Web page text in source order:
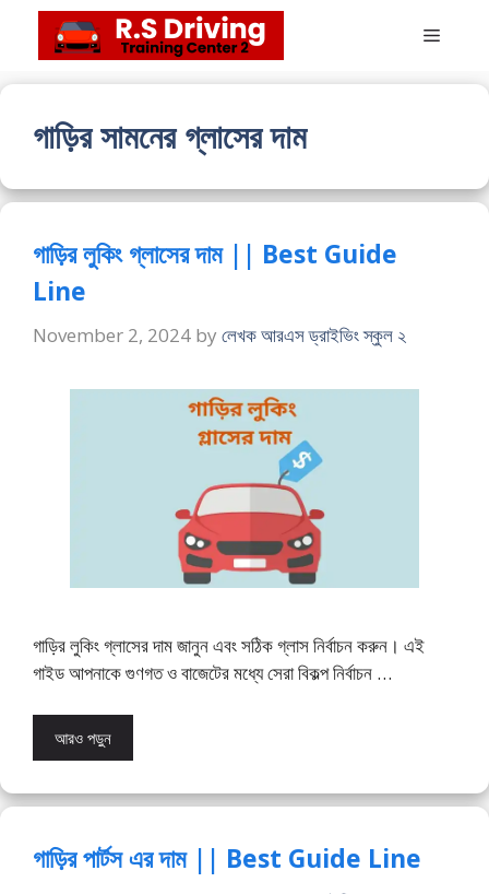
content
Menu
গাড়ির সামনের গ্লাসের দাম
গাড়ির লুকিং গ্লাসের দাম || Best Guide
Line
November 2, 2024 by লেখক আরএস ড্রাইভিং স্কুল ২
গাড়ির লুকিং গ্লাসের দাম জানুন এবং সঠিক গ্লাস নির্বাচন করুন। এই
গাইড আপনাকে গুণগত ও বাজেটের মধ্যে সেরা বিকল্প নির্বাচন …
আরও পড়ুন
গাড়ির পার্টস এর দাম || Best Guide Line